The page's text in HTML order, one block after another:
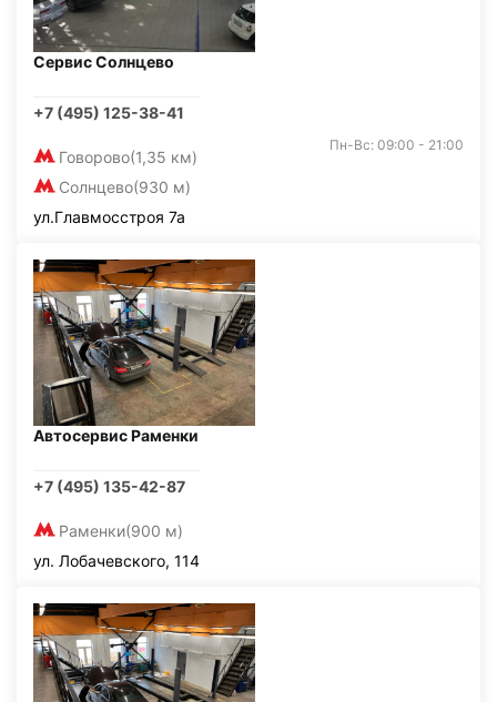
Сервис Солнцево
+7 (495) 125-38-41
Говорово(1,35 км)
Солнцево(930 м)
Пн-Вс: 09:00 - 21:00
ул.Главмосстроя 7а
Автосервис Раменки
+7 (495) 135-42-87
Раменки(900 м)
ул. Лобачевского, 114